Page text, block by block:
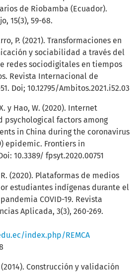
de Riobamba (Ecuador).
15(3), 59-68.
P. (2021). Transformaciones en
y sociabilidad a través del
redes sociodigitales en tiempos
Revista Internacional de
Doi; 10.12795/Ambitos.2021.i52.03
y Hao, W. (2020). Internet
factors among
in China during the coronavirus
epidemic. Frontiers in
10.3389/ fpsyt.2020.00751
R. (2020). Plataformas de medios
estudiantes indígenas durante el
COVID-19. Revista
Aplicada, 3(3), 260-269.
index.php/REMCA
(2014). Construcción y validación